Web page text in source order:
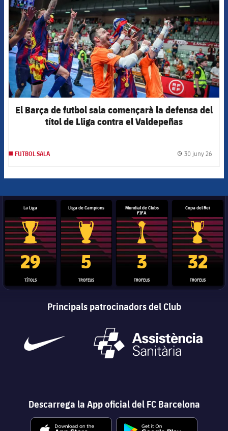
El Barça de futbol sala començarà la defensa del
títol de Lliga contra el Valdepeñas
FUTBOL SALA 30 juny 26
La Liga
Trofeu de la Liga
29
TÍTOLS
Lliga de Campions
Trofeu de la Lliga de Campions
5
TROFEUS
Mundial de Clubs
FIFA
Trofeu del Mundial de Clubs
3
TROFEUS
Copa del Rei
Copa del
32
TROFEUS
Principals patrocinadors del Club
Descarrega la App oficial del FC Barcelona